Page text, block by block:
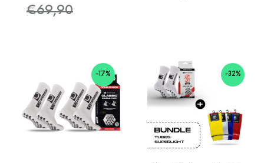
€69,90
-17% -32%